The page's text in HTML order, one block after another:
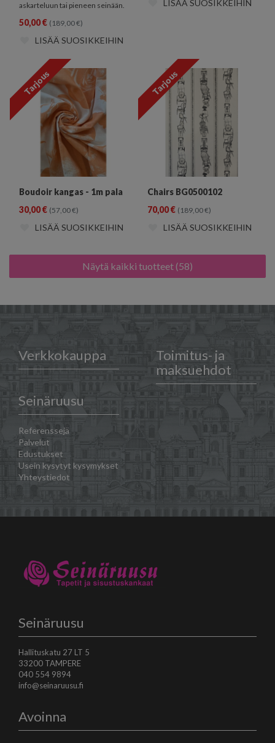
askarteluun tai pieneen seinään.
50,00€ (189,00€)
LISÄÄ SUOSIKKEIHIN
LISÄÄ SUOSIKKEIHIN
Tarjous
Boudoir kangas - 1m pala
30,00€ (57,00€)
LISÄÄ SUOSIKKEIHIN
Tarjous
Chairs BG0500102
70,00€ (189,00€)
LISÄÄ SUOSIKKEIHIN
Näytä kaikki tuotteet (58)
Verkkokauppa
Toimitus- ja
maksuehdot
Seinäruusu
Referenssejä
Palvelut
Edustukset
Usein kysytyt kysymykset
Yhteystiedot
Seinäruusu
Hallituskatu 27 LT 5
33200 TAMPERE
040 554 9894
info@seinaruusu.fi
Avoinna